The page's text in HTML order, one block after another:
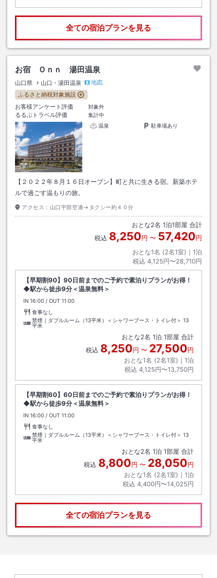
全ての宿泊プランを見る
お宿 Ｏｎｎ 湯田温泉
山口県 山口・湯田温泉
地図
ふるさと納税対象施設
お客様アンケート評価
対象外
るるぶトラベル評価
集計中
温泉
駐車場あり
【２０２２年８月１６日オープン】町と共に生きる宿。新築ホテ
ルで過ごす温もりの旅。
アクセス： 山口宇部空港→タクシー約４０分
おとな2名 1泊1部屋 合計
税込 8,250円 〜 57,420円
おとな1名 (2名1室)｜ 1泊
税込 4,125円〜28,710円
【早期割90】90日前までのご予約で素泊りプランがお得！
◆駅から徒歩9分＜温泉無料＞
IN チェックイン
16:00 / OUT チェックアウト
11:00
食事なし
禁煙｜ダブルルーム（13平米）＜シャワーブース・トイレ付＞ 13
平米
おとな2名 1泊 1部屋 合計
税込 8,250円 〜 27,500円
おとな1名 (2名1室)｜ 1泊
税込 4,125円〜13,750円
【早期割60】60日前までのご予約で素泊りプランがお得！
◆駅から徒歩9分＜温泉無料＞
IN チェックイン
16:00 / OUT チェックアウト
11:00
食事なし
禁煙｜ダブルルーム（13平米）＜シャワーブース・トイレ付＞ 13
平米
おとな2名 1泊 1部屋 合計
税込 8,800円 〜 28,050円
おとな1名 (2名1室)｜ 1泊
税込 4,400円〜14,025円
全ての宿泊プランを見る